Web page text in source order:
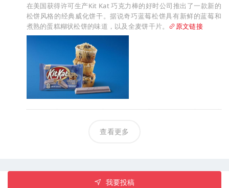
在美国获得许可生产Kit Kat 巧克力棒的好时公司推出了一款新的
松饼风格的经典威化饼干。据说奇巧蓝莓松饼具有新鲜的蓝莓和
煮熟的蛋糕糊状松饼的味道，以及全麦饼干片。
原文链接
查看更多
我要投稿